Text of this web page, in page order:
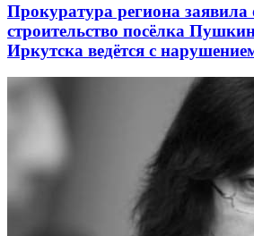
Прокуратура региона заявила
строительство посёлка
Иркутска ведётся с